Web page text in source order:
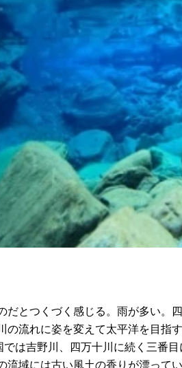
だとつくづく感じる。雨が多い。
の流れに姿を変えて太平洋を目指
は吉野川、四万十川に続く三番
流域には古い風土の香りが漂って